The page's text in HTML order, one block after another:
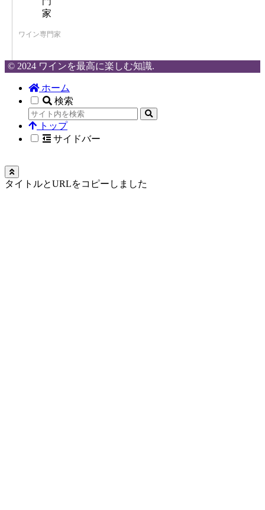
ワイン専門家
© 2024 ワインを最高に楽しむ知識.
ホーム
検索
トップ
サイドバー
タイトルとURLをコピーしました